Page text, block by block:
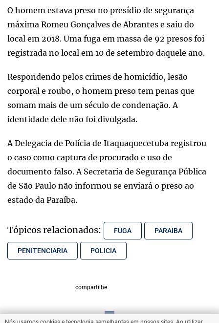
O homem estava preso no presídio de segurança
máxima Romeu Gonçalves de Abrantes e saiu do
local em 2018. Uma fuga em massa de 92 presos foi
registrada no local em 10 de setembro daquele ano.
Respondendo pelos crimes de homicídio, lesão
corporal e roubo, o homem preso tem penas que
somam mais de um século de condenação. A
identidade dele não foi divulgada.
A Delegacia de Polícia de Itaquaquecetuba registrou
o caso como captura de procurado e uso de
documento falso. A Secretaria de Segurança Pública
de São Paulo não informou se enviará o preso ao
estado da Paraíba.
Tópicos relacionados: FUGA PARAIBA
PENITENCIARIA POLICIA
compartilhe